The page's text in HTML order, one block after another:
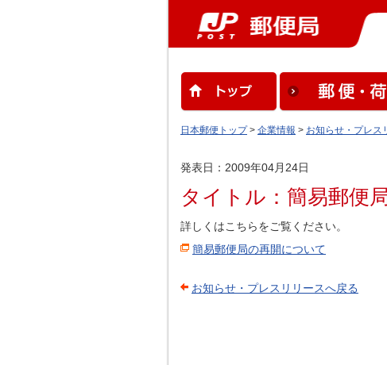
日本郵便トップ> 企業情報 > お知らせ・プレス
発表日：2009年04月24日
タイトル：簡易郵便
詳しくはこちらをご覧ください。
簡易郵便局の再開について
お知らせ・プレスリリースへ戻る